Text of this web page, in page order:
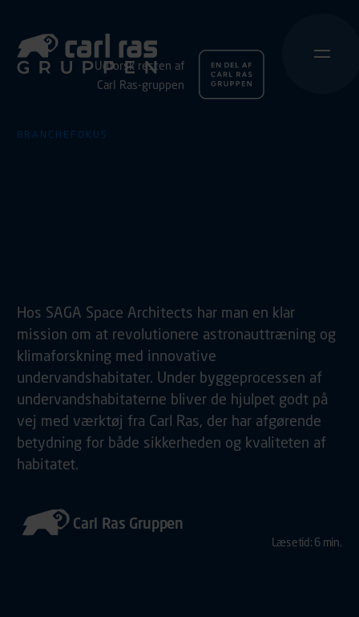
Udforsk resten af
Carl Ras-gruppen
BRANCHEFOKUS
Hos SAGA Space Architects har man en klar
mission om at revolutionere astronauttræning og
klimaforskning med innovative
undervandshabitater. Under byggeprocessen af
undervandshabitaterne bliver de hjulpet godt på
vej med værktøj fra Carl Ras, der har afgørende
betydning for både sikkerheden og kvaliteten af
habitatet.
Carl Ras Gruppen
Læsetid: 6 min.